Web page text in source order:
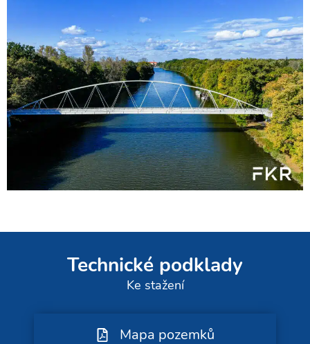
Technické podklady
Ke stažení
Mapa pozemků